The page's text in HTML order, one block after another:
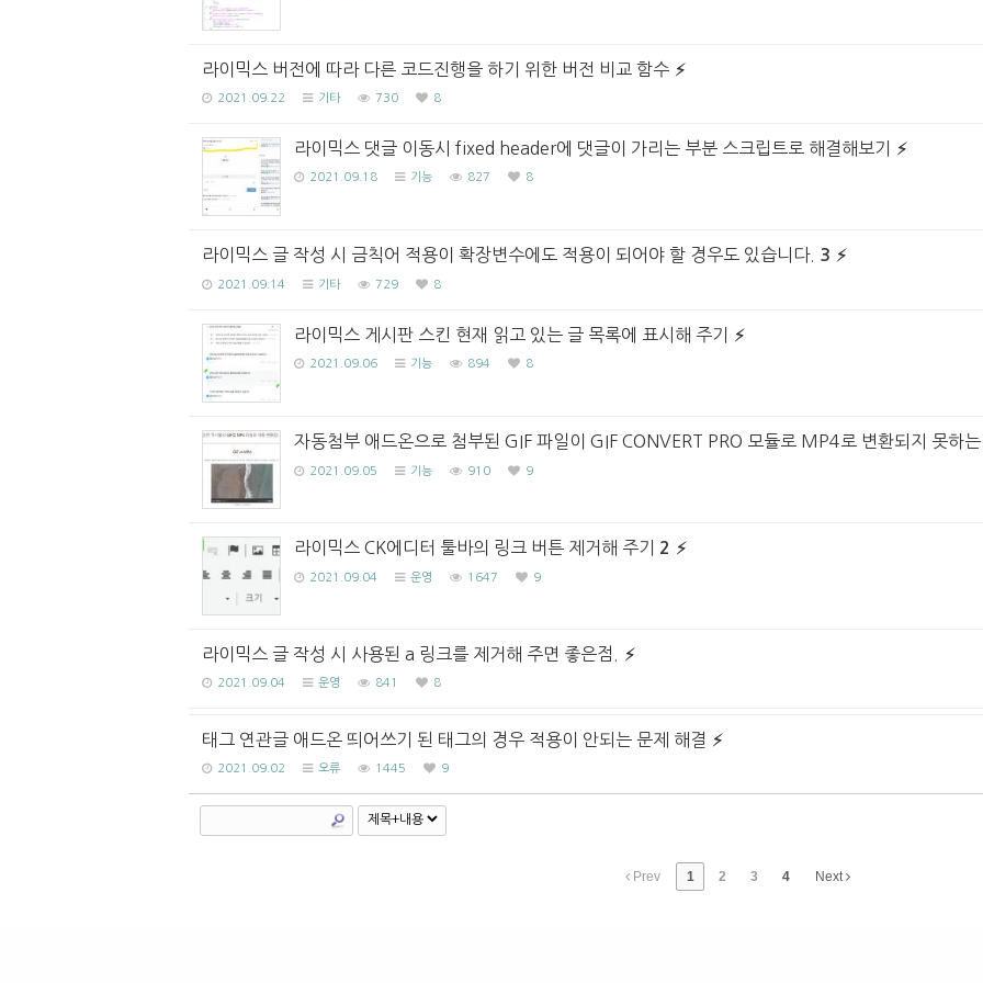
라이믹스 버전에 따라 다른 코드진행을 하기 위한 버전 비교 함수
2021.09.22 기타 730 8
라이믹스 댓글 이동시 fixed header에 댓글이 가리는 부분 스크립트로 해결해보기
2021.09.18 기능 827 8
라이믹스 글 작성 시 금칙어 적용이 확장변수에도 적용이 되어야 할 경우도 있습니다. 3
2021.09.14 기타 729 8
라이믹스 게시판 스킨 현재 읽고 있는 글 목록에 표시해 주기
2021.09.06 기능 894 8
자동첨부 애드온으로 첨부된 GIF 파일이 GIF CONVERT PRO 모듈로 MP4로 변환되지 못하는
2021.09.05 기능 910 9
라이믹스 CK에디터 툴바의 링크 버튼 제거해 주기 2
2021.09.04 운영 1647 9
라이믹스 글 작성 시 사용된 a 링크를 제거해 주면 좋은점.
2021.09.04 운영 841 8
태그 연관글 애드온 띄어쓰기 된 태그의 경우 적용이 안되는 문제 해결
2021.09.02 오류 1445 9
Prev 1 2 3 4 Next